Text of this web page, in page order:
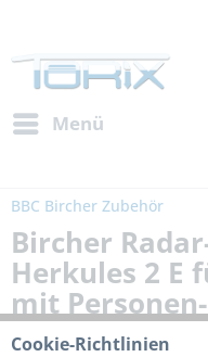
Menü
BBC Bircher Zubehör
Bircher
Herkules 2 E
mit Personen-
Cookie-Richtlinien